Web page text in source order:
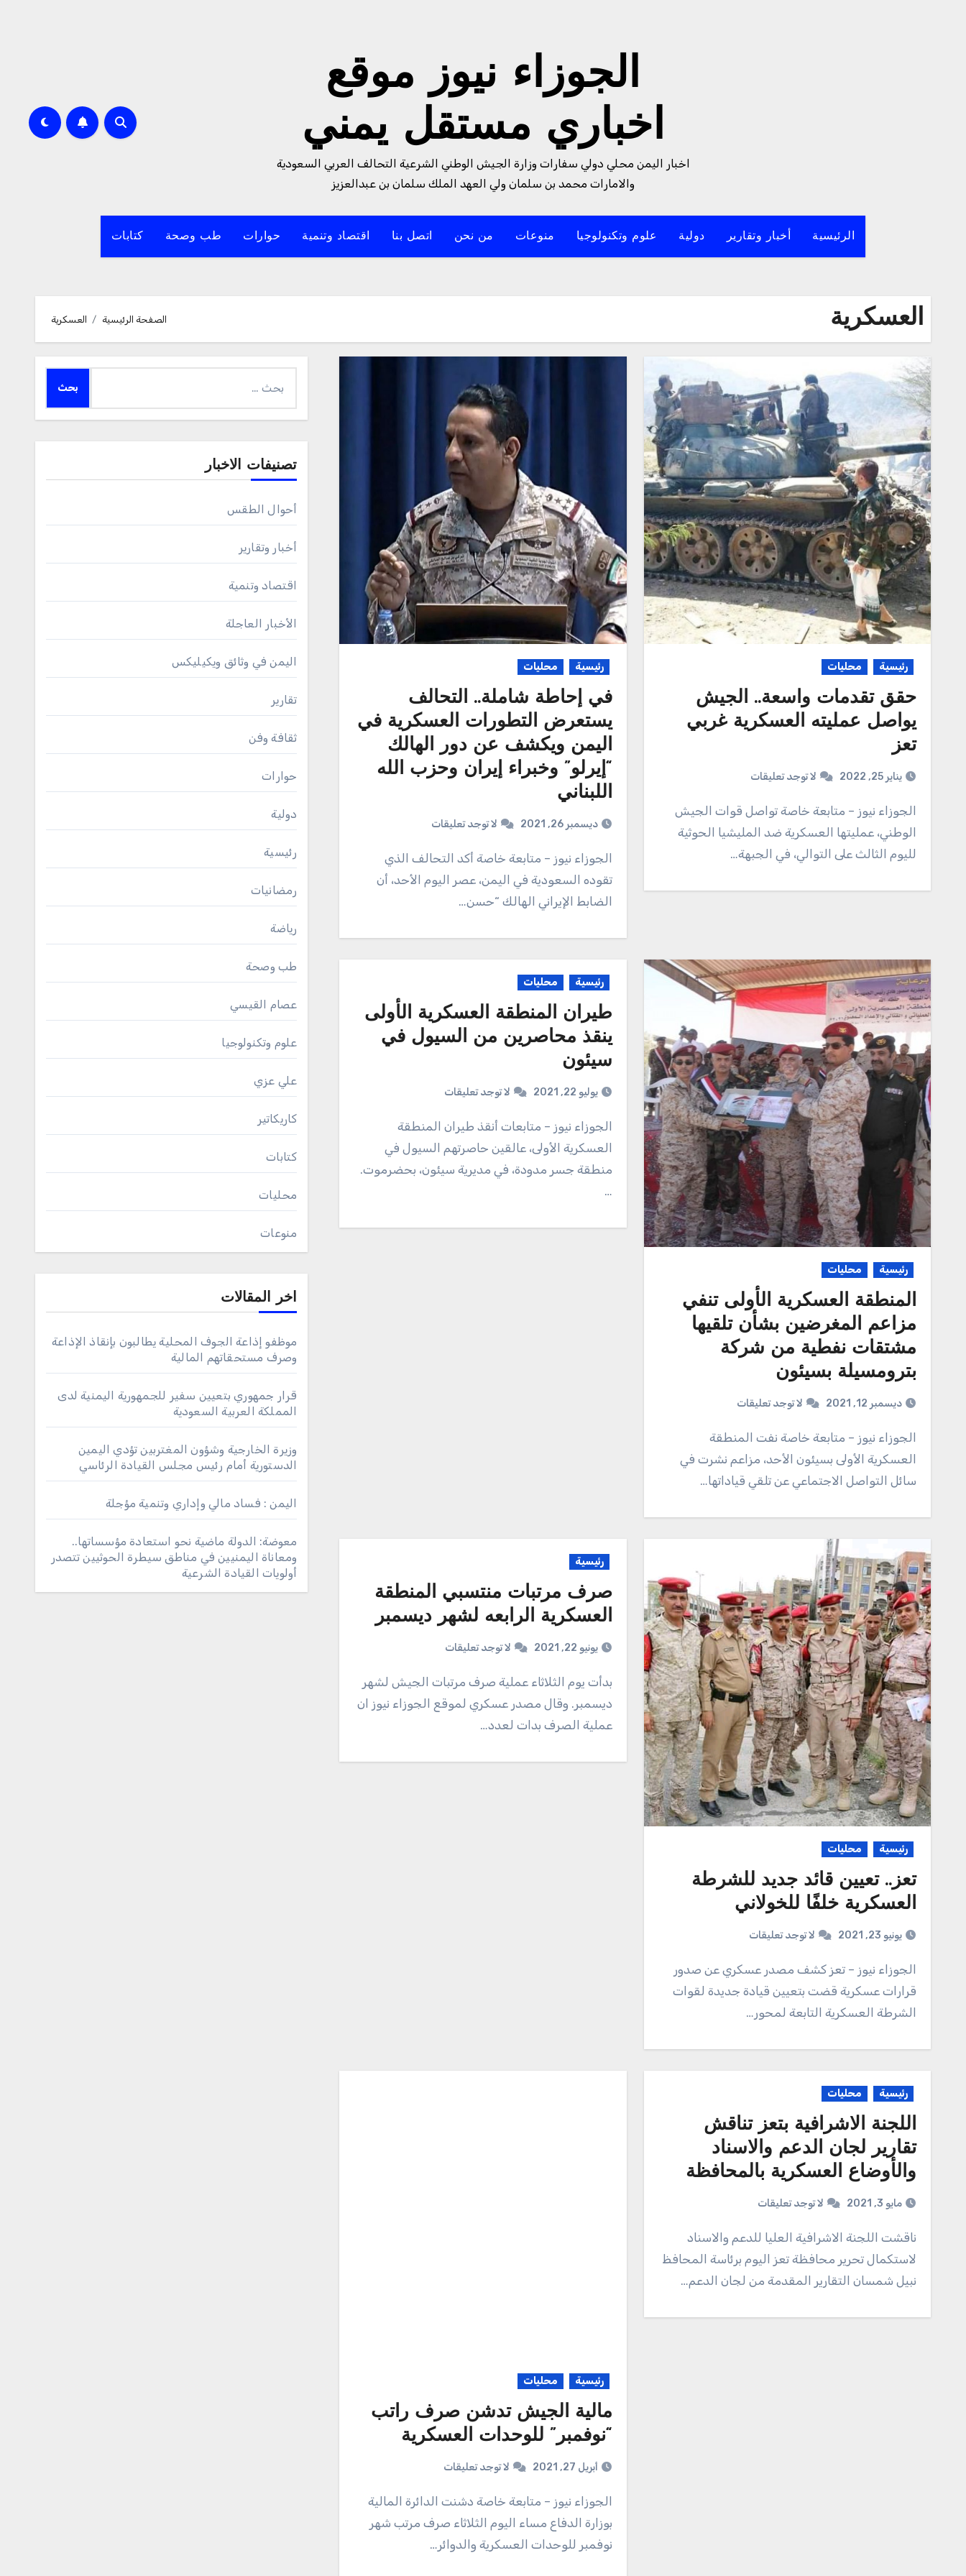
الجوزاء نيوز موقع
اخباري مستقل يمني
اخبار اليمن محلي دولي سفارات وزارة الجيش الوطني الشرعية التحالف العربي السعودية
والامارات محمد بن سلمان ولي العهد الملك سلمان بن عبدالعزيز
الرئيسية أخبار وتقارير دولية علوم وتكنولوجيا منوعات من نحن اتصل بنا اقتصاد وتنمية حوارات طب وصحة كتابات
العسكرية الصفحة الرئيسية العسكرية
رئيسية محليات
حقق تقدمات واسعة.. الجيش
يواصل عمليته العسكرية غربي
تعز
يناير 25, 2022 لا توجد تعليقات
الوطني، عمليتها العسكرية ضد المليشيا الحوثية
لليوم الثالث على التوالي، في الجبهة…
رئيسية محليات
في إحاطة شاملة.. التحالف
يستعرض التطورات العسكرية في
اليمن ويكشف عن دور الهالك
“إيرلو” وخبراء إيران وحزب الله
اللبناني
ديسمبر 26, 2021 لا توجد تعليقات
تقوده السعودية في اليمن، عصر اليوم الأحد، أن
الضابط الإيراني الهالك “حسن…
رئيسية محليات
المنطقة العسكرية الأولى تنفي
مزاعم المغرضين بشأن تلقيها
مشتقات نفطية من شركة
بترومسيلة بسيئون
ديسمبر 12, 2021 لا توجد تعليقات
العسكرية الأولى بسيئون الأحد، مزاعم نشرت في
سائل التواصل الاجتماعي عن تلقي قياداتها…
رئيسية محليات
طيران المنطقة العسكرية الأولى
ينقذ محاصرين من السيول في
سيئون
يوليو 22, 2021 لا توجد تعليقات
العسكرية الأولى، عالقين حاصرتهم السيول في
منطقة جسر مدودة، في مديرية سيئون، بحضرموت.
…
رئيسية محليات
تعز.. تعيين قائد جديد للشرطة
العسكرية خلفًا للخولاني
يونيو 23, 2021 لا توجد تعليقات
قرارات عسكرية قضت بتعيين قيادة جديدة لقوات
الشرطة العسكرية التابعة لمحور…
رئيسية
صرف مرتبات منتسبي المنطقة
العسكرية الرابعه لشهر ديسمبر
يونيو 22, 2021 لا توجد تعليقات
بدأت يوم الثلاثاء عملية صرف مرتبات الجيش لشهر
ديسمبر. وقال مصدر عسكري لموقع الجوزاء نيوز ان
عملية الصرف بدات لعدد…
رئيسية محليات
اللجنة الاشرافية بتعز تناقش
تقارير لجان الدعم والاسناد
والأوضاع العسكرية بالمحافظة
مايو 3, 2021 لا توجد تعليقات
ناقشت اللجنة الاشرافية العليا للدعم والاسناد
لاستكمال تحرير محافظة تعز اليوم برئاسة المحافظ
نبيل شمسان التقارير المقدمة من لجان الدعم…
رئيسية محليات
مالية الجيش تدشن صرف راتب
“نوفمبر” للوحدات العسكرية
أبريل 27, 2021 لا توجد تعليقات
بوزارة الدفاع مساء اليوم الثلاثاء صرف مرتب شهر
نوفمبر للوحدات العسكرية والدوائر…
عن:
تصنيفات الاخبار
أحوال الطقس
أخبار وتقارير
اقتصاد وتنمية
الأخبار العاجلة
اليمن في وثائق ويكيليكس
تقارير
ثقافة وفن
حوارات
دولية
رئيسية
رمضانيات
رياضة
طب وصحة
عصام القيسي
علوم وتكنولوجيا
علي عزي
كاريكاتير
كتابات
محليات
منوعات
اخر المقالات
موظفو إذاعة الجوف المحلية يطالبون بإنقاذ الإذاعة
وصرف مستحقاتهم المالية
قرار جمهوري بتعيين سفير للجمهورية اليمنية لدى
المملكة العربية السعودية
وزيرة الخارجية وشؤون المغتربين تؤدي اليمين
الدستورية أمام رئيس مجلس القيادة الرئاسي
اليمن : فساد مالي وإداري وتنمية مؤجلة
معوضة: الدولة ماضية نحو استعادة مؤسساتها..
ومعاناة اليمنيين في مناطق سيطرة الحوثيين تتصدر
أولويات القيادة الشرعية